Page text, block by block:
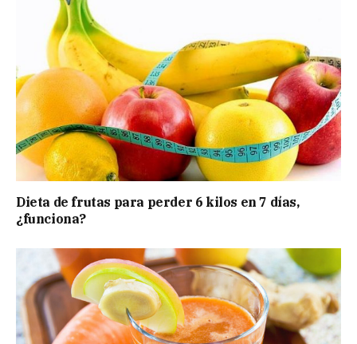
Dieta de frutas para perder 6 kilos en 7 días,
¿funciona?